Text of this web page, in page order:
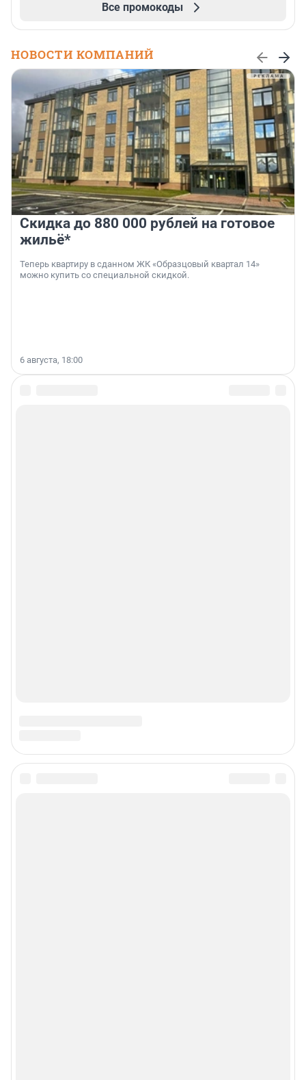
Все промокоды
НОВОСТИ КОМПАНИЙ
Скидка до 880 000 рублей на готовое
жильё*
Теперь квартиру в сданном ЖК «Образцовый квартал 14»
можно купить со специальной скидкой.
6 августа, 18:00